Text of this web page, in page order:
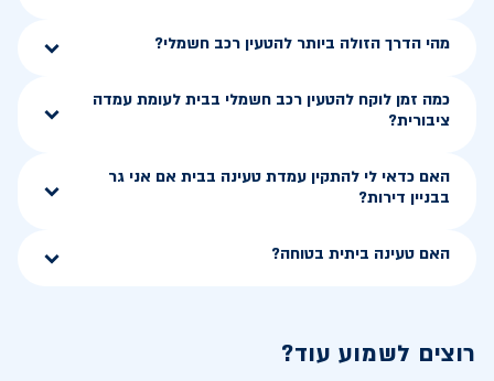
מהי הדרך הזולה ביותר להטעין רכב חשמלי?
כמה זמן לוקח להטעין רכב חשמלי בבית לעומת עמדה
ציבורית?
האם כדאי לי להתקין עמדת טעינה בבית אם אני גר
בבניין דירות?
האם טעינה ביתית בטוחה?
רוצים לשמוע עוד?